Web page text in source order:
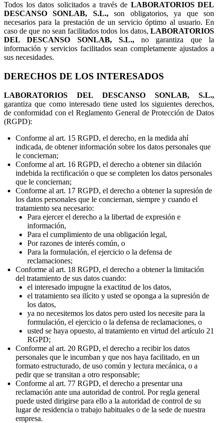
Todos los datos solicitados a través de LABORATORIOS DEL
DESCANSO SONLAB, S.L.,son obligatorios, ya que son
necesarios para la prestación de un servicio óptimo al usuario. En
caso de que no sean facilitados todos los datos, LABORATORIOS
DEL DESCANSO SONLAB, S.L.,no garantiza que la
información y servicios facilitados sean completamente ajustados a
sus necesidades.
DERECHOS DE LOS INTERESADOS
LABORATORIOS DEL DESCANSO SONLAB, S.L.,
garantiza que como interesado tiene usted los siguientes derechos,
de conformidad con el Reglamento General de Protección de Datos
(RGPD):
Conforme al art. 15 RGPD, el derecho, en la medida ahí
indicada, de obtener información sobre los datos personales que
le conciernan;
Conforme al art. 16 RGPD, el derecho a obtener sin dilación
indebida la rectificación o que se completen los datos personales
que le conciernan;
Conforme al art. 17 RGPD, el derecho a obtener la supresión de
los datos personales que le conciernan, siempre y cuando el
tratamiento sea necesario:
Para ejercer el derecho a la libertad de expresión e
información,
Para el cumplimiento de una obligación legal,
Por razones de interés común, o
Para la formulación, el ejercicio o la defensa de
reclamaciones;
Conforme al art. 18 RGPD, el derecho a obtener la limitación
del tratamiento de sus datos cuando:
el interesado impugne la exactitud de los datos,
el tratamiento sea ilícito y usted se oponga a la supresión de
los datos,
ya no necesitemos los datos pero usted los necesite para la
formulación, el ejercicio o la defensa de reclamaciones, o
usted se haya opuesto, al tratamiento en virtud del artículo 21
RGPD;
Conforme al art. 20 RGPD, el derecho a recibir los datos
personales que le incumban y que nos haya facilitado, en un
formato estructurado, de uso común y lectura mecánica, o a
pedir que se transitan a otro responsable;
Conforme al art. 77 RGPD, el derecho a presentar una
reclamación ante una autoridad de control. Por regla general
puede usted dirigirse para ello a la autoridad de control de su
lugar de residencia o trabajo habituales o de la sede de nuestra
empresa.